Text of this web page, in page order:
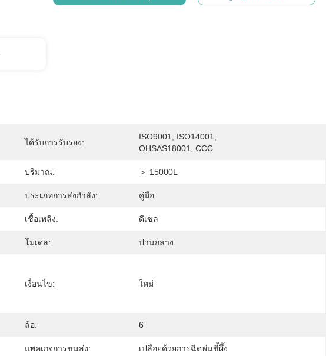
ได้รับการรับรอง:
ISO9001, ISO14001,
OHSAS18001, CCC
ปริมาณ: ＞ 15000L
ประเภทการส่งกำลัง: คู่มือ
เชื้อเพลิง: ดีเซล
โมเดล: ปานกลาง
เงื่อนไข: ใหม่
ล้อ: 6
แพคเกจการขนส่ง: เปลือยด้วยการฉีดพ่นขี้ผึ้ง